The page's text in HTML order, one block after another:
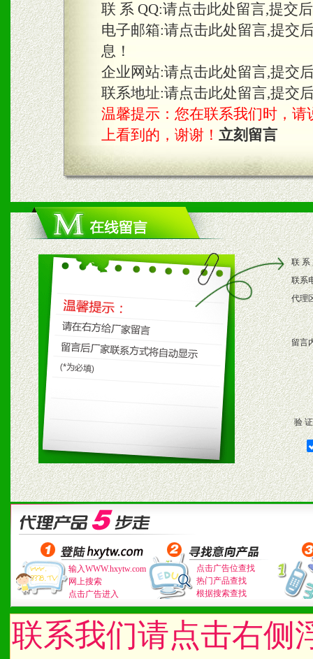
联 系 QQ:请点击此处留言,提交
电子邮箱:请点击此处留言,提交
息！
企业网站:请点击此处留言,提交
联系地址:请点击此处留言,提交
温馨提示：您在联系我们时，请
上看到的，谢谢！ 立刻留言
联 系
联系
代理
留言
验
输入WWW.hxytw.com
网上搜索
点击广告进入
点击广告位查找
热门产品查找
根据搜索查找
联系我们请点击右侧